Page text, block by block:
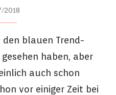
2018
den blauen Trend-
haben, aber
auch schon
vor einiger Zeit bei